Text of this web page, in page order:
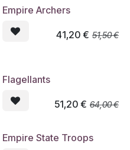
Empire Archers
41,20€ 51,50€
Flagellants
51,20€ 64,00€
Empire State Troops